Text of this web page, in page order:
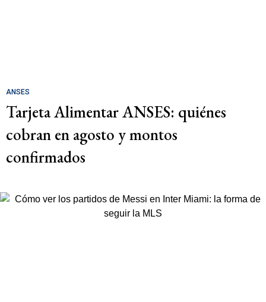
ANSES
Tarjeta Alimentar ANSES: quiénes
cobran en agosto y montos
confirmados